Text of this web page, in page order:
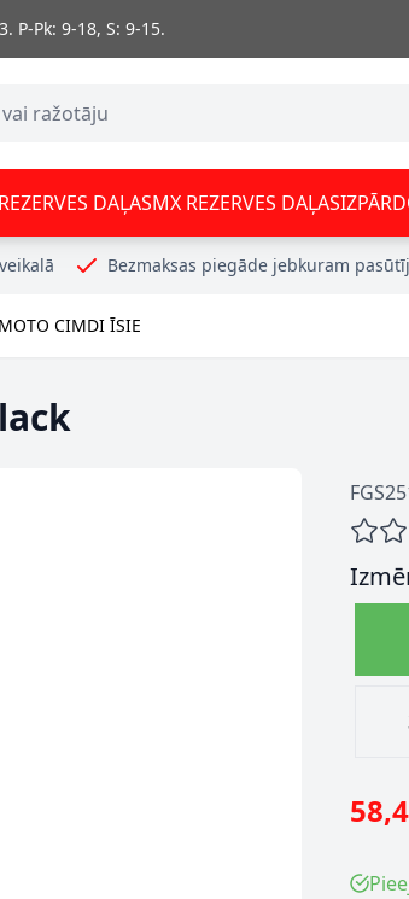
P-Pk: 9-18, S: 9-15.
REZERVES DAĻASMX REZERVES DAĻAS
Bezmaksas piegāde jebkuram
MOTO CIMDI ĪSIE